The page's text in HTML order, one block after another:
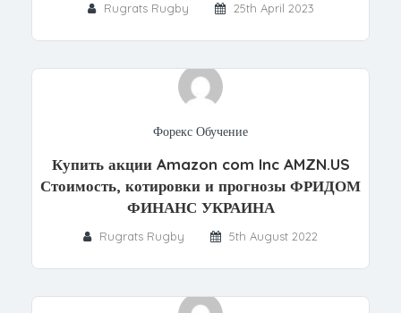
Rugrats Rugby 25th April 2023
Форекс Обучение
Купить акции Amazon com Inc AMZN.US
Стоимость, котировки и прогнозы ФРИДОМ
ФИНАНС УКРАИНА
Rugrats Rugby 5th August 2022